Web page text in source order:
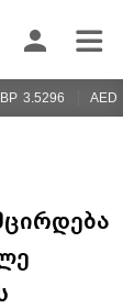
3.5296 AED